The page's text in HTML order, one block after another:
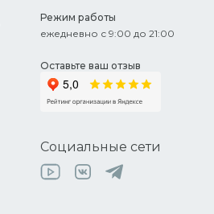
Режим работы
ежедневно с 9:00 до 21:00
Оставьте ваш отзыв
Социальные сети